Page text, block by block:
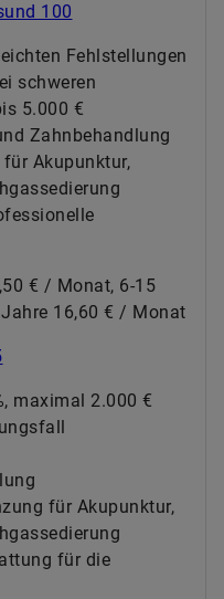
100
Fehlstellungen
schweren
5.000 €
Zahnbehandlung
Akupunktur,
€ / Monat, 6-15
16,60 € / Monat
maximal 2.000 €
für Akupunktur,
für die